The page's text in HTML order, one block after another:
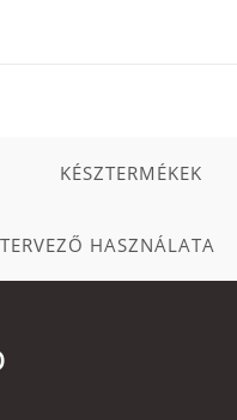
KÉSZTERMÉKEK
HASZNÁLATA